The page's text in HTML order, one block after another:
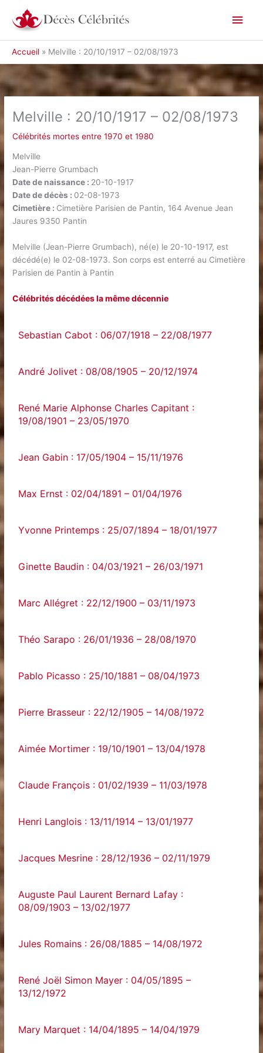
contenu
Accueil Melville : 20/10/1917 – 02/08/1973
Melville : 20/10/1917 – 02/08/1973
Célébrités mortes entre 1970 et 1980
Melville
Jean-Pierre Grumbach
Date de naissance : 20-10-1917
Date de décès : 02-08-1973
Cimetière : Cimetière Parisien de Pantin, 164 Avenue Jean
Jaures 9350 Pantin
Melville (Jean-Pierre Grumbach), né(e) le 20-10-1917, est
décédé(e) le 02-08-1973. Son corps est enterré au Cimetière
Parisien de Pantin à Pantin
Célébrités décédées la même décennie
Sebastian Cabot : 06/07/1918 – 22/08/1977
André Jolivet : 08/08/1905 – 20/12/1974
René Marie Alphonse Charles Capitant :
19/08/1901 – 23/05/1970
Jean Gabin : 17/05/1904 – 15/11/1976
Max Ernst : 02/04/1891 – 01/04/1976
Yvonne Printemps : 25/07/1894 – 18/01/1977
Ginette Baudin : 04/03/1921 – 26/03/1971
Marc Allégret : 22/12/1900 – 03/11/1973
Théo Sarapo : 26/01/1936 – 28/08/1970
Pablo Picasso : 25/10/1881 – 08/04/1973
Pierre Brasseur : 22/12/1905 – 14/08/1972
Aimée Mortimer : 19/10/1901 – 13/04/1978
Claude François : 01/02/1939 – 11/03/1978
Henri Langlois : 13/11/1914 – 13/01/1977
Jacques Mesrine : 28/12/1936 – 02/11/1979
Auguste Paul Laurent Bernard Lafay :
08/09/1903 – 13/02/1977
Jules Romains : 26/08/1885 – 14/08/1972
René Joël Simon Mayer : 04/05/1895 –
13/12/1972
Mary Marquet : 14/04/1895 – 14/04/1979